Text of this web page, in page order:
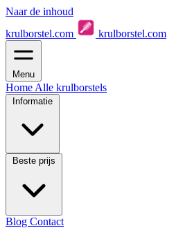
Naar de inhoud
krulborstel.com
krulborstel.com
Menu
Home Alle krulborstels
Informatie
Beste prijs
Blog Contact